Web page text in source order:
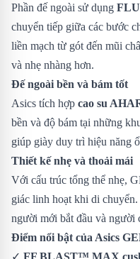
Phần đế ngoài sử dụng
chuyển tiếp giữa các bước
liền mạch từ gót đến mũi
và nhẹ nhàng hơn.
Đế ngoài bền và bám tốt
Asics tích hợp cao su
bền và độ bám tại những
giúp giày duy trì hiệu năng
Thiết kế nhẹ và thoải mái
Với cấu trúc tổng thể nhẹ,
giác linh hoạt khi di
người mới bắt đầu và người
Điểm nổi bật của Asics
✓ FF BLAST™ MAX